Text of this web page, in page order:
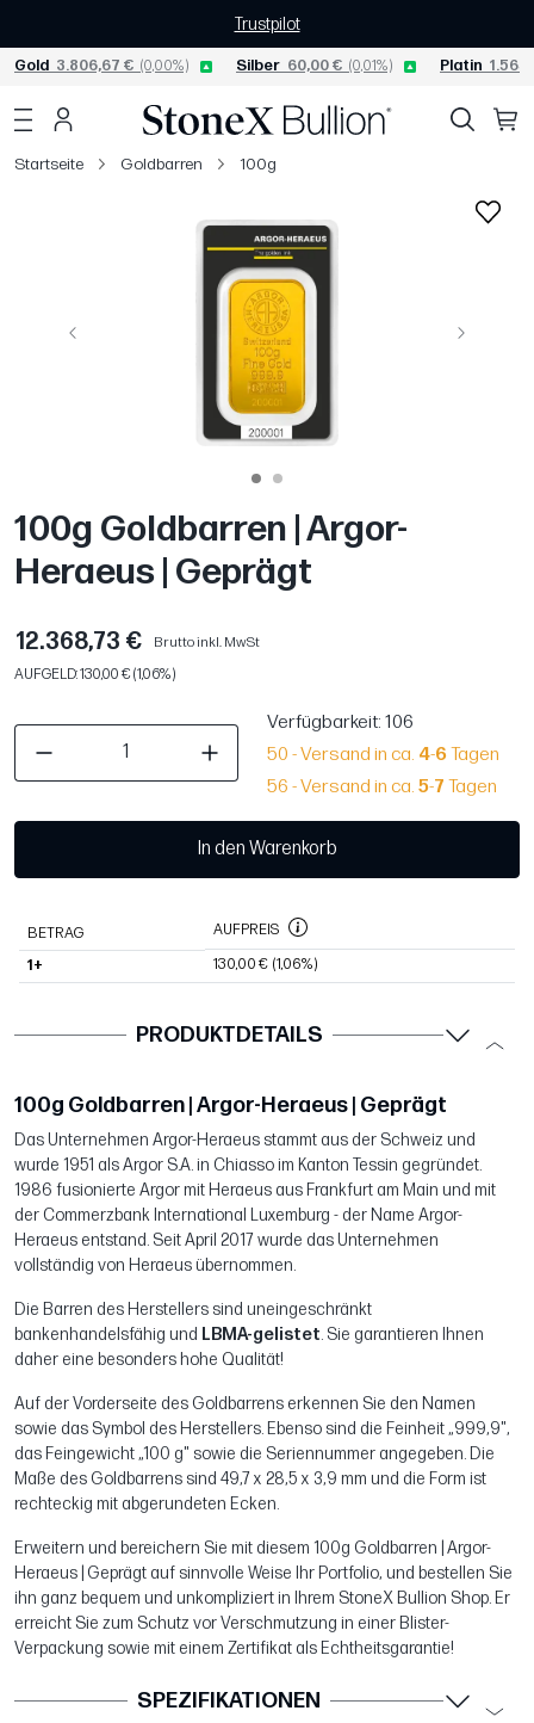
Trustpilot
Gold 3.806,67 € (0,00%) Silber 60,00 € (0,01%) Platin
Startseite Goldbarren 100g
Vorige Weiter
100g Goldbarren | Argor-
Heraeus | Geprägt
12.368,73 €
Brutto inkl. MwSt
AUFGELD: 130,00 € (1,06%)
Verfügbarkeit: 106
50 - Versand in ca. 4-6Tagen
56 - Versand in ca. 5-7 Tagen
In den Warenkorb
BETRAG AUFPREIS
1+ 130,00 € (1,06%)
PRODUKTDETAILS
100g Goldbarren | Argor-Heraeus | Geprägt
Das Unternehmen Argor-Heraeus stammt aus der Schweiz und
wurde 1951 als Argor S.A. in Chiasso im Kanton Tessin gegründet.
1986 fusionierte Argor mit Heraeus aus Frankfurt am Main und mit
der Commerzbank International Luxemburg - der Name Argor-
Heraeus entstand. Seit April 2017 wurde das Unternehmen
vollständig von Heraeus übernommen.
Die Barren des Herstellers sind uneingeschränkt
bankenhandelsfähig und LBMA-gelistet. Sie garantieren Ihnen
daher eine besonders hohe Qualität!
Auf der Vorderseite des Goldbarrens erkennen Sie den Namen
sowie das Symbol des Herstellers. Ebenso sind die Feinheit „999,9",
das Feingewicht „100 g" sowie die Seriennummer angegeben. Die
Maße des Goldbarrens sind 49,7 x 28,5 x 3,9 mm und die Form ist
rechteckig mit abgerundeten Ecken.
Erweitern und bereichern Sie mit diesem 100g Goldbarren | Argor-
Heraeus | Geprägt auf sinnvolle Weise Ihr Portfolio, und bestellen Sie
ihn ganz bequem und unkompliziert in Ihrem StoneX Bullion Shop. Er
erreicht Sie zum Schutz vor Verschmutzung in einer Blister-
Verpackung sowie mit einem Zertifikat als Echtheitsgarantie!
SPEZIFIKATIONEN